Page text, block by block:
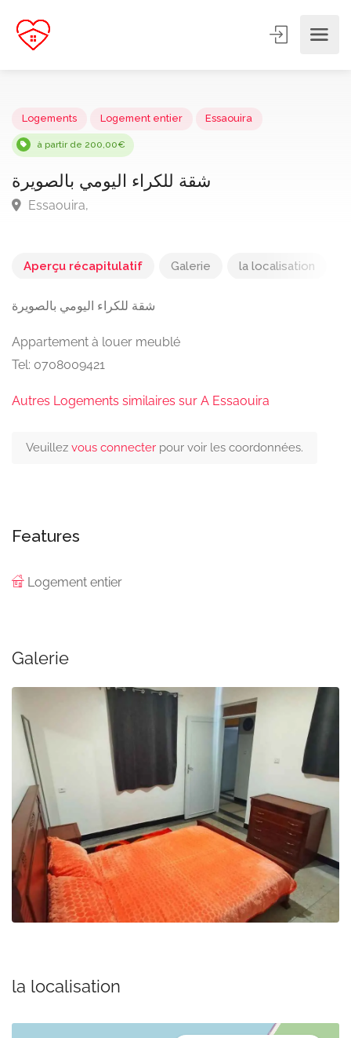
à partir de 200,00€
شقة للكراء اليومي بالصويرة
Aperçu récapitulatif Galerie la localisation
شقة للكراء اليومي بالصويرة
Appartement à louer meublé
Tel: 0708009421
Autres Logements similaires sur A Essaouira
Veuillez vous connecter pour voir les coordonnées.
Features
Logement entier
Galerie
la localisation